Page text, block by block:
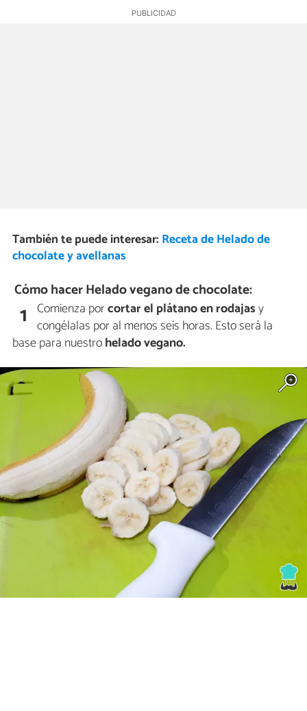
También te puede interesar: Receta de Helado de
chocolate y avellanas
Cómo hacer Helado vegano de chocolate:
1 Comienza porcortar el plátano en rodajasy
congélalas por al menos seis horas. Esto será la
base para nuestrohelado vegano.